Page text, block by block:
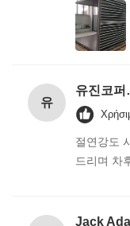
유
유진
절연강도
드리며 차